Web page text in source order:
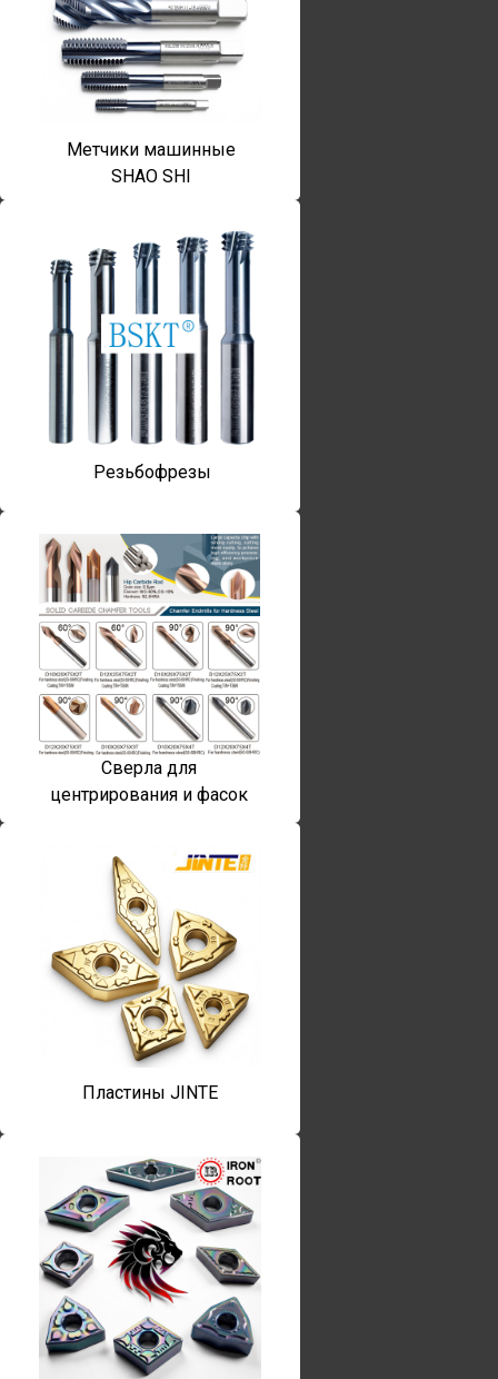
Метчики машинные
SHAO SHI
Резьбофрезы
Сверла для
центрирования и фасок
Пластины JINTE